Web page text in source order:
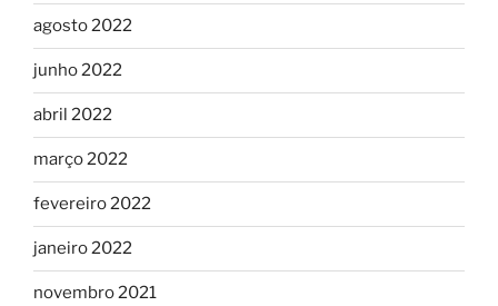
agosto 2022
junho 2022
abril 2022
março 2022
fevereiro 2022
janeiro 2022
novembro 2021